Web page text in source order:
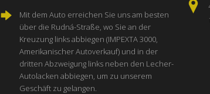
Mit dem Auto erreichen Sie uns am besten
über die Rudná-Straße, wo Sie an der
Kreuzung links abbiegen (IMPEXTA 3000,
Amerikanischer Autoverkauf) und in der
dritten Abzweigung links neben den Lecher-
Autolacken abbiegen, um zu unserem
Geschäft zu gelangen.